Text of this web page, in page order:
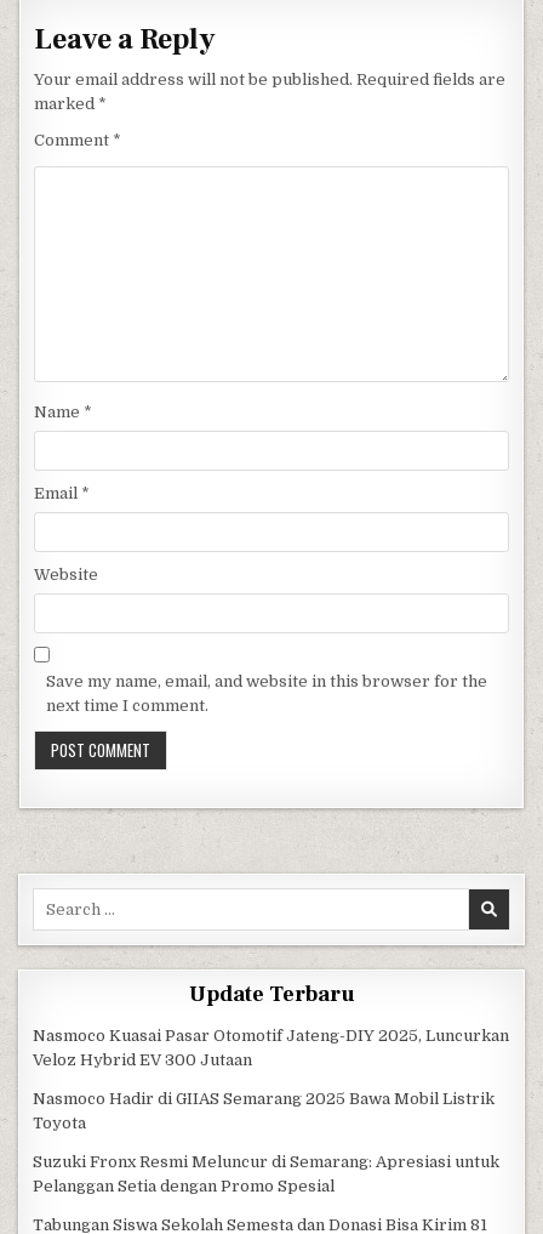
Leave a Reply
Your email address will not be published. Required fields are
marked *
Comment *
Name *
Email *
Website
Save my name, email, and website in this browser for the
next time I comment.
Search for:
Update Terbaru
Nasmoco Kuasai Pasar Otomotif Jateng-DIY 2025, Luncurkan
Veloz Hybrid EV 300 Jutaan
Nasmoco Hadir di GIIAS Semarang 2025 Bawa Mobil Listrik
Toyota
Suzuki Fronx Resmi Meluncur di Semarang: Apresiasi untuk
Pelanggan Setia dengan Promo Spesial
Tabungan Siswa Sekolah Semesta dan Donasi Bisa Kirim 81